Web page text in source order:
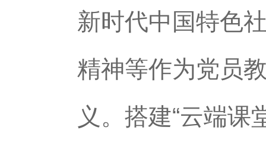
新时代中国特色
精神等作为党员
义。搭建“云端课